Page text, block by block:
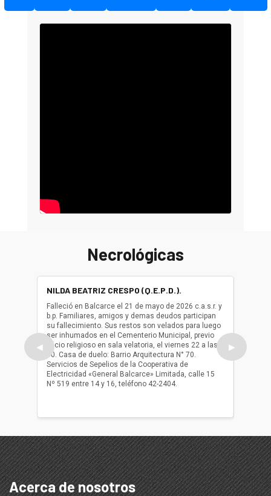
Necrológicas
◀
NILDA BEATRIZ CRESPO (Q.E.P.D.).
Falleció en Balcarce el 21 de mayo de 2026 c.a.s.r. y
b.p. Familiares, amigos y demas deudos participan
su fallecimiento. Sus restos son velados para luego
ser inhumados en el Cementerio Municipal, previo
oficio religioso en sala velatoria, el viernes 22 a las
10. Casa de duelo: Barrio Arquitectura N° 70.
Servicios de Sepelios de la Cooperativa de
Electricidad «General Balcarce» Limitada, calle 15
Nº 519 entre 14 y 16, teléfono 42-2404.
ser
oficio
▶
Acerca de nosotros